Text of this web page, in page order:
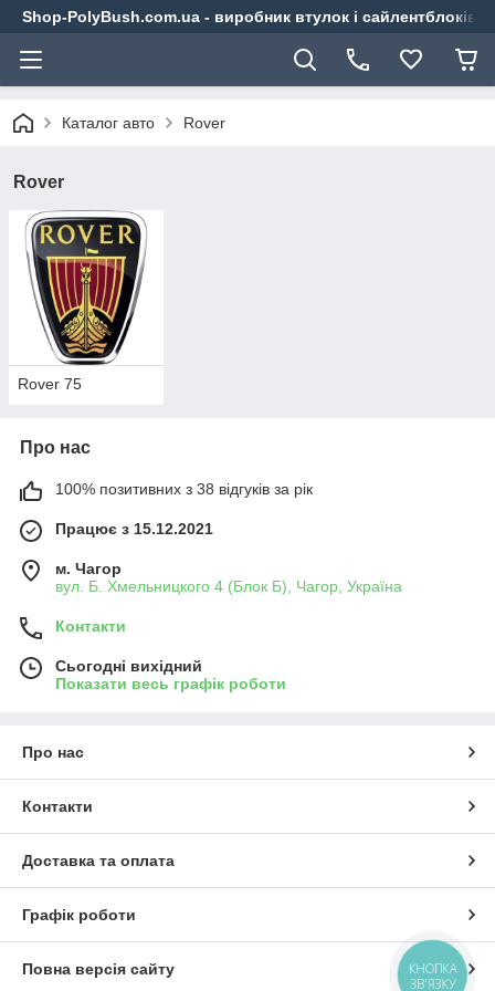
Shop-PolyBush.com.ua - виробник втулок і сайлентблоків
Каталог авто Rover
Rover
Rover 75
Про нас
100% позитивних з 38 відгуків за рік
Працює з 15.12.2021
м. Чагор
вул. Б. Хмельницкого 4 (Блок Б), Чагор, Україна
Контакти
Сьогодні вихідний
Показати весь графік роботи
Про нас
Контакти
Доставка та оплата
Графік роботи
Повна версія сайту
КНОПКА
ЗВ'ЯЗКУ